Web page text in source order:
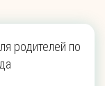
родителей по